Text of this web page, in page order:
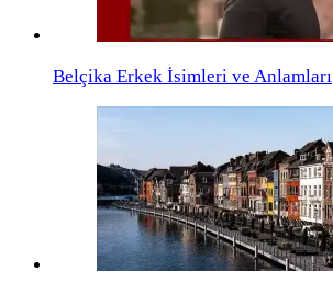
Belçika Erkek İsimleri ve Anlamları